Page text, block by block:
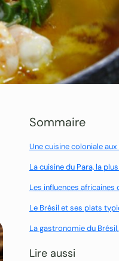
Sommaire
Une cuisine coloniale
La cuisine du Para, la
Les influences africaines
Le Brésil et ses plats
La gastronomie du
Lire aussi